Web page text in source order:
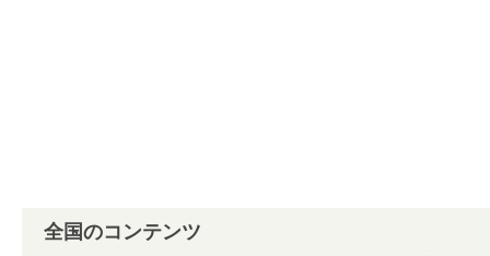
全国のコンテンツ